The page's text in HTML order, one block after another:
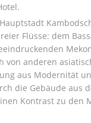
Flüsse: dem
von anderen
aus Modernität
die Gebäude aus
Kontrast zu den